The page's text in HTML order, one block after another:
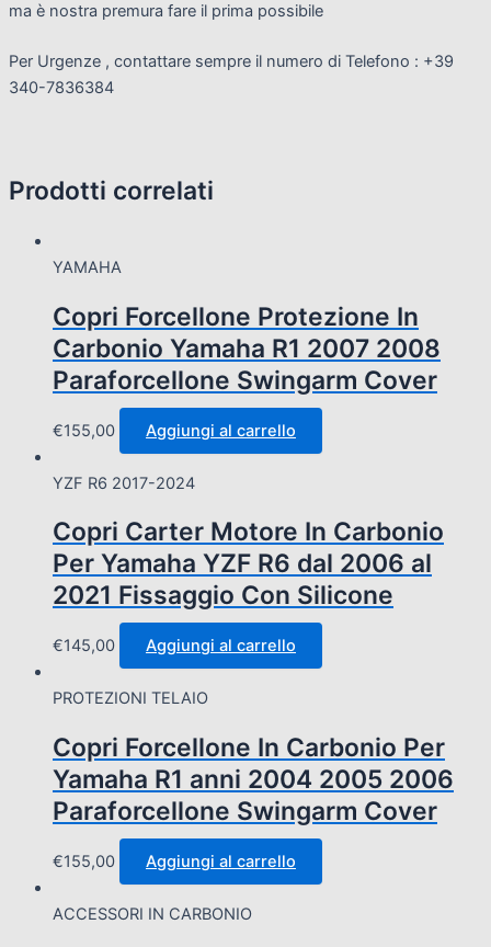
ma è nostra premura fare il prima possibile
Per Urgenze , contattare sempre il numero di Telefono : +39
340-7836384
Prodotti correlati
YAMAHA
Copri Forcellone Protezione In
Carbonio Yamaha R1 2007 2008
Paraforcellone Swingarm Cover
€155,00 Aggiungi al carrello
YZF R6 2017-2024
Copri Carter Motore In Carbonio
Per Yamaha YZF R6 dal 2006 al
2021 Fissaggio Con Silicone
€145,00 Aggiungi al carrello
PROTEZIONI TELAIO
Copri Forcellone In Carbonio Per
Yamaha R1 anni 2004 2005 2006
Paraforcellone Swingarm Cover
€155,00 Aggiungi al carrello
ACCESSORI IN CARBONIO